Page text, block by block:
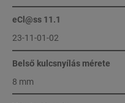
eCl@ss 11.1
23-11-01-02
Belső kulcsnyílás mérete
8 mm